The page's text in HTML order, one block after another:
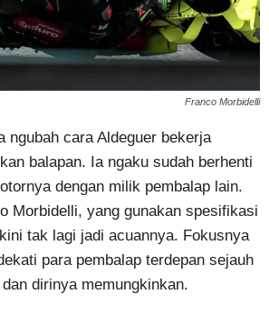
Franco Morbidelli
ngubah cara Aldeguer bekerja
balapan. Ia ngaku sudah berhenti
dengan milik pembalap lain.
Morbidelli, yang gunakan spesifikasi
tak lagi jadi acuannya. Fokusnya
para pembalap terdepan sejauh
dirinya memungkinkan.